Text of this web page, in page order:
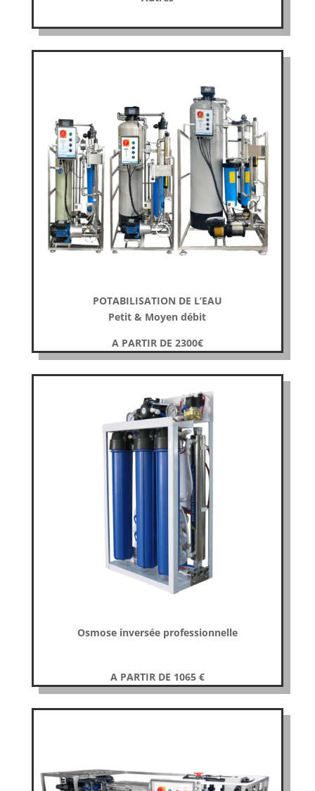
POTABILISATION DE L’EAU
Petit & Moyen débit
A PARTIR DE 2300€
Osmose inversée professionnelle
A PARTIR DE 1065 €